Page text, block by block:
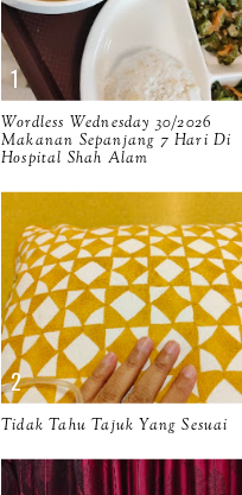
November
October
September
August8
June10
May9
April9
March11
February
January14
Wordless Wednesday 30/2026
Makanan Sepanjang 7 Hari Di
Hospital Shah Alam
Tidak Tahu Tajuk Yang Sesuai